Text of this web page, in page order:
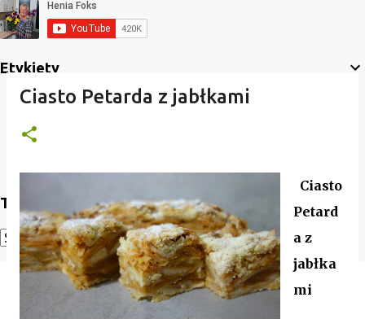
Etykiety
Translate
Powered by Translate
Ciasto Petarda z jabłkami
Ciasto
Petard
a z
jabłka
mi